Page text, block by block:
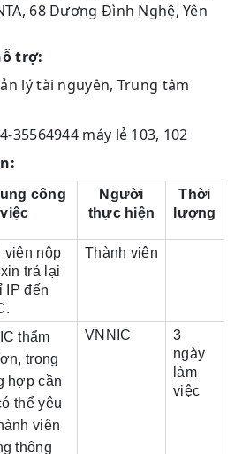
68 Dương Đình Nghệ, Yên
trợ:
lý tài nguyên, Trung tâm
35564944 máy lẻ 103, 102
công
việc
Người
thực hiện
Thời
lượng
viên nộp
trả lại
IP đến
Thành viên
thẩm
trong
hợp cần
thể yêu
viên
thông
VNNIC
3
ngày
làm
việc